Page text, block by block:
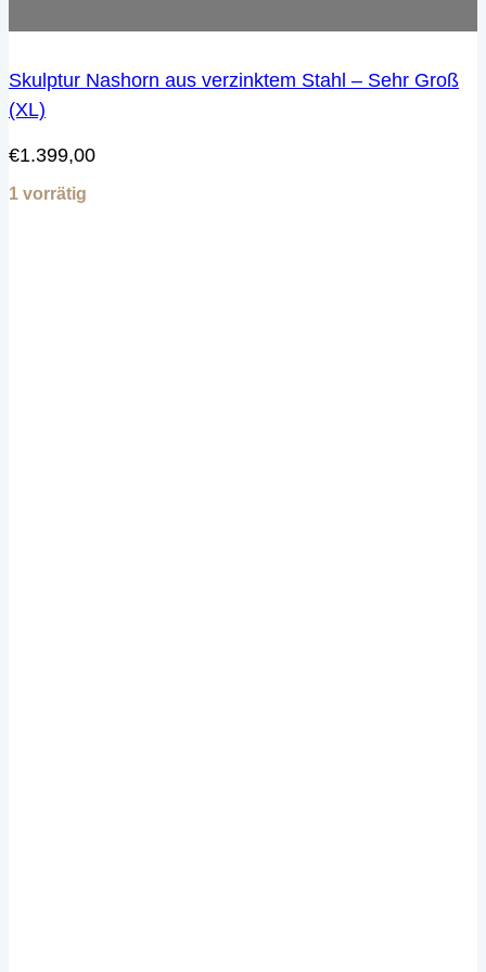
Skulptur Nashorn aus verzinktem Stahl – Sehr Groß
(XL)
€1.399,00
1 vorrätig